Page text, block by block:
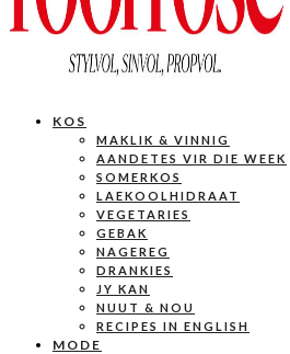
KOS
MAKLIK & VINNIG
AANDETES VIR DIE WEEK
SOMERKOS
LAEKOOLHIDRAAT
VEGETARIES
GEBAK
NAGEREG
DRANKIES
JY KAN
NUUT & NOU
RECIPES IN ENGLISH
MODE